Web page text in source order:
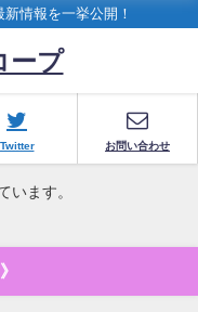
情報を一挙公開！
ープ
Twitter お問い合わせ
います。